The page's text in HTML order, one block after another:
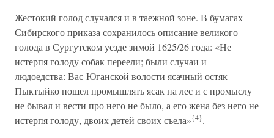
Жестокий голод случался и в таежной зоне. В бумагах
Сибирского приказа сохранилось описание великого
голода в Сургутском уезде зимой 1625/26 года: «Не
истерпя голоду собак переели; были случаи и
людоедства: Вас-Юганской волости ясачный остяк
Пыктыйко пошел промышлять ясак на лес и с промыслу
не бывал и вести про него не было, а его жена без него не
истерпя голоду, двоих детей своих съела»{4}.